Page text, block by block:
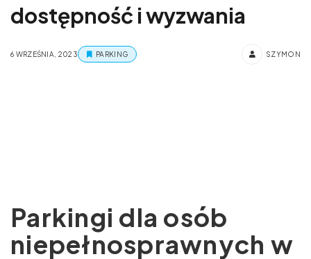
dostępność i wyzwania
6 WRZEŚNIA, 2023 PARKING SZYMON
Parkingi dla osób
niepełnosprawnych w